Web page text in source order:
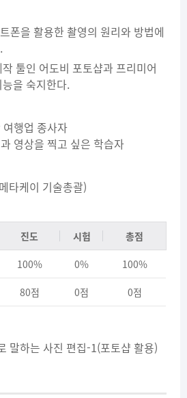
폰을 활용한 촬영의 원리와 방법에
작 툴인 어도비 포토샵과 프리미어
을 숙지한다.
행업 종사자
영상을 찍고 싶은 학습자
타케이 기술총괄)
진도 시험 총점
100% 0% 100%
80점 0점 0점
말하는 사진 편집-1(포토샵 활용)